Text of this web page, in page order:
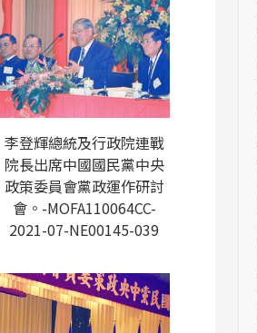
李登輝總統及行政院連戰
院長出席中國國民黨中央
政策委員會黨政運作研討
會。-MOFA110064CC-
2021-07-NE00145-039